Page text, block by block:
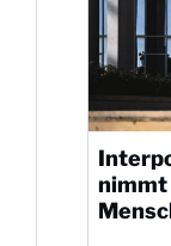
nimmt